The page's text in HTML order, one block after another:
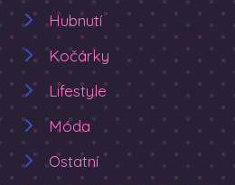
Hubnutí
Kočárky
Lifestyle
Móda
Ostatní